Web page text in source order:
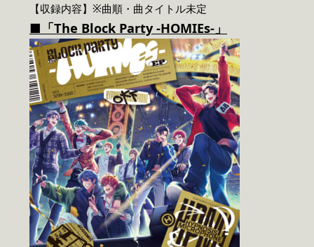
【収録内容】※曲順・曲タイトル未定
■「The Block Party -HOMIEs-」